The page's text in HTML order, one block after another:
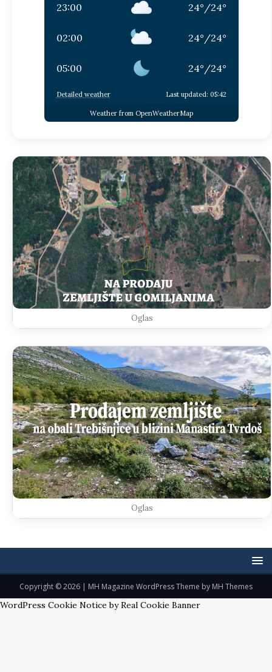
23:00 24° /24°
02:00 24° /24°
05:00 24° /24°
Detailed weather Last updated: 05:42
Weather from OpenWeatherMap
Oglas
Oglas
Copyright © 2026 | MH Magazine WordPress Theme by MH Themes
WordPress Cookie Notice by Real Cookie Banner